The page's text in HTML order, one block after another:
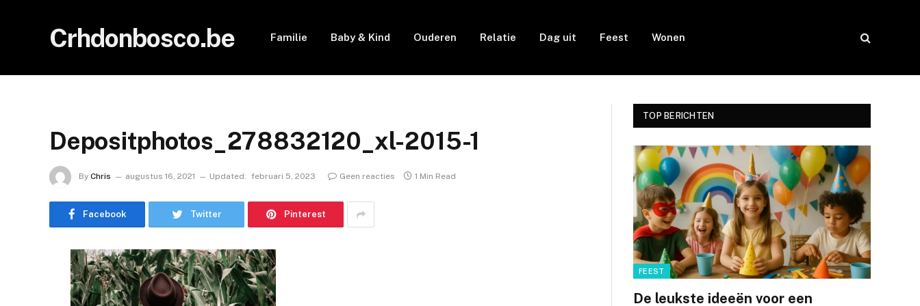
Crhdonbosco.be Familie Baby & Kind Ouderen Relatie Dag uit Feest Wonen
Depositphotos_278832120_xl-2015-1
By Chris augustus 16, 2021 Updated: februari 5, 2023 Geen reacties 1 Min Read
Facebook Twitter Pinterest
TOP BERICHTEN
FEEST
De leukste ideeën voor een